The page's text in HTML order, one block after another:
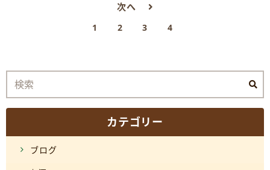
次へ
1 2 3 4
カテゴリー
ブログ